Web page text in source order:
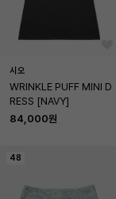
시오
WRINKLE PUFF MINI D
RESS [NAVY]
84,000원
48